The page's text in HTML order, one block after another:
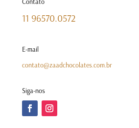
11 96570.0572
E-mail
contato@zaadchocolates.com.br
Siga-nos